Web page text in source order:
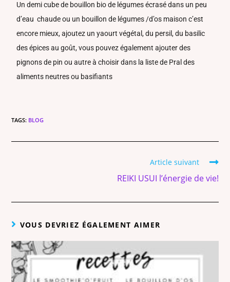
Un demi cube de bouillon bio de légumes écrasé dans un peu
d’eau chaude ou un bouillon de légumes /d’os maison c’est
encore mieux, ajoutez un yaourt végétal, du persil, du basilic
des épices au goût, vous pouvez également ajouter des
pignons de pin ou autre à choisir dans la liste de Pral des
aliments neutres ou basifiants
TAGS: BLOG
Article suivant
REIKI USUI l’énergie de vie!
VOUS DEVRIEZ ÉGALEMENT AIMER